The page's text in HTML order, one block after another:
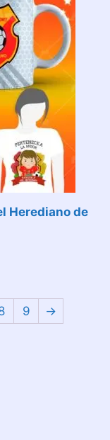
Herediano de
9 →